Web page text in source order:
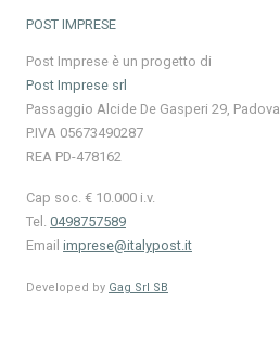
POST IMPRESE
Post Imprese è un progetto di
Post Imprese srl
Passaggio Alcide De Gasperi 29, Padova
P.IVA 05673490287
REA PD-478162
Cap soc. € 10.000 i.v.
Tel. 0498757589
Email imprese@italypost.it
Developed by Gag Srl SB